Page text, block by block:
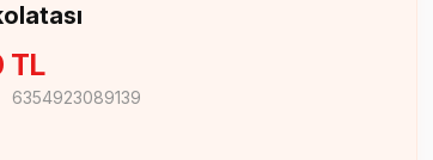
TL
6354923089139